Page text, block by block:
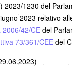
2023/1230 del
2023 relativo
2006/42/CE del
73/361/CEE del